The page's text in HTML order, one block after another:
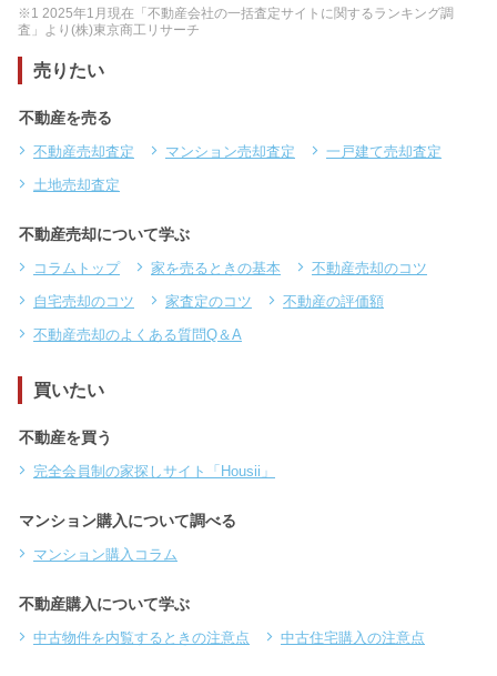
※1 2025年1月現在「不動産会社の一括査定サイトに関するランキング調
査」より(株)東京商工リサーチ
売りたい
不動産を売る
不動産売却査定 マンション売却査定
一戸建て売却査定
土地売却査定
不動産売却について学ぶ
コラムトップ 家を売るときの基本
不動産売却のコツ
自宅売却のコツ
家査定のコツ
不動産の評価額
不動産売却のよくある質問Q＆A
買いたい
不動産を買う
完全会員制の家探しサイト「Housii」
マンション購入について調べる
マンション購入コラム
不動産購入について学ぶ
中古物件を内覧するときの注意点 中古住宅購入の注意点